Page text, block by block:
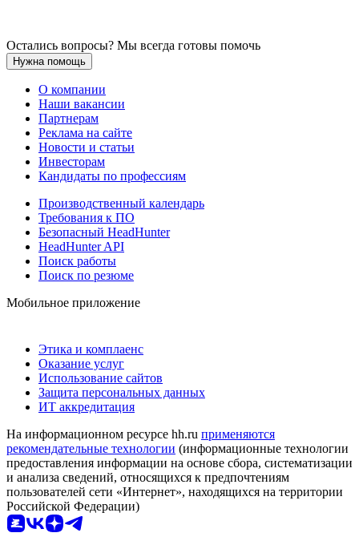
Остались вопросы? Мы всегда готовы помочь
Нужна помощь
О компании
Наши вакансии
Партнерам
Реклама на сайте
Новости и статьи
Инвесторам
Кандидаты по профессиям
Производственный календарь
Требования к ПО
Безопасный HeadHunter
HeadHunter API
Поиск работы
Поиск по резюме
Мобильное приложение
Этика и комплаенс
Оказание услуг
Использование сайтов
Защита персональных данных
ИТ аккредитация
На информационном ресурсе hh.ru применяются
рекомендательные технологии (информационные технологии
предоставления информации на основе сбора, систематизации
и анализа сведений, относящихся к предпочтениям
пользователей сети «Интернет», находящихся на территории
Российской Федерации)